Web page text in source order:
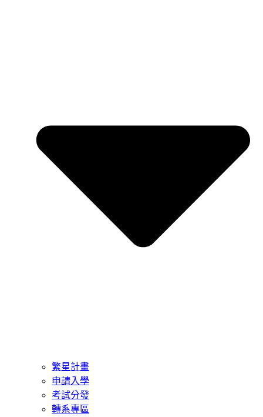
繁星計畫
申請入學
考試分發
轉系專區